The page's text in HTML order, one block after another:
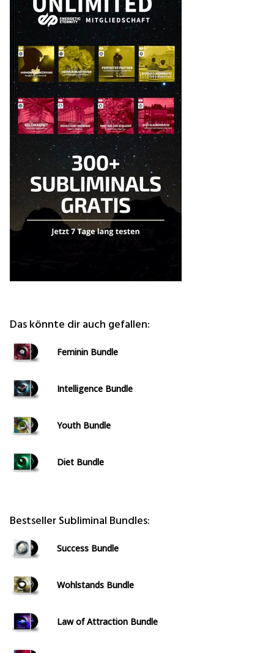
Das könnte dir auch gefallen:
Feminin Bundle
Intelligence Bundle
Youth Bundle
Diet Bundle
Bestseller Subliminal Bundles:
Success Bundle
Wohlstands Bundle
Law of Attraction Bundle